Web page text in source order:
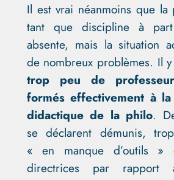
Il est vrai néanmoins que la
tant que discipline à
absente, mais la situation
de nombreux problèmes. Il
trop peu de
formés effectivement à
didactique de la philo.
se déclarent démunis,
« en manque d’outils
directrices par rapport